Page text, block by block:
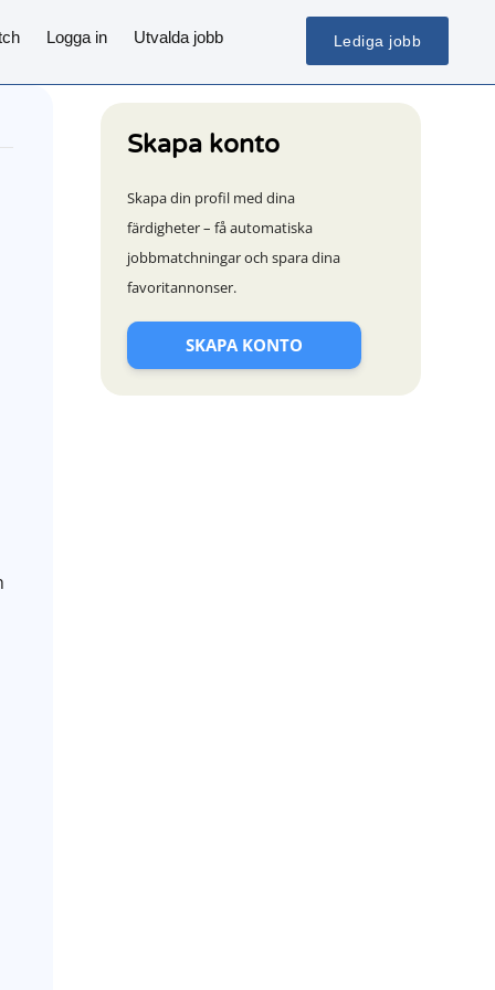
Logga in Utvalda jobb Lediga jobb
Skapa konto
Skapa din profil med dina
färdigheter – få automatiska
jobbmatchningar och spara dina
favoritannonser.
SKAPA KONTO